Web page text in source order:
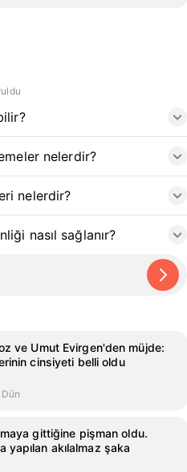
nelerdir?
nelerdir?
nasıl sağlanır?
ve Umut Evirgen'den müjde:
cinsiyeti belli oldu
Dün
gittiğine pişman oldu.
yapılan akılalmaz şaka